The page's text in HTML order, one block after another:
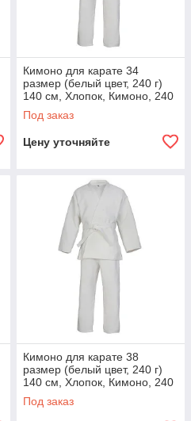
Кимоно для карате 34
размер (белый цвет, 240 г)
140 см, Хлопок, Кимоно, 240
г/м2, Карате
Под заказ
Цену уточняйте
Кимоно для карате 38
размер (белый цвет, 240 г)
140 см, Хлопок, Кимоно, 240
г/м2, Карате
Под заказ